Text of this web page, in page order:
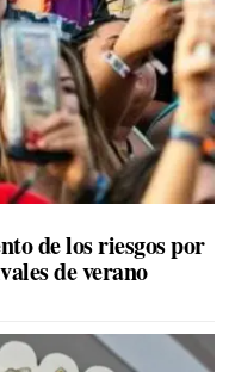
de los riesgos por
de verano